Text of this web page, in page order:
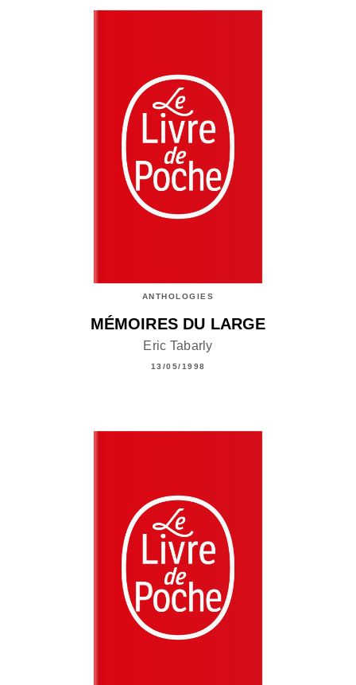
ANTHOLOGIES
MÉMOIRES DU LARGE
Eric Tabarly
13/05/1998